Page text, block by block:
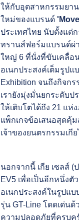
ให้กับอุตสาหกรรมยา
ใหม่ของแบรนด์
ประเทศไทย นับตั้งแต่
ทรานส์ฟอร์มแบรนด์ผ่า
ใหญ่ 6 ที่นั่งที่ขับเคลื่อ
อเนกประสงค์เต็มรูปแ
Exhibition จนถึงกิจก
เรายังมุ่งมั่นยกระดับ
ให้เติบโตได้ถึง 21 แห่
แพ็กเกจข้อเสนอสุดคุ้ม
เจ้าของยนตรกรรมเกี
นอกจากนี้ เกีย เซลส์ (
EV5 เพื่อเป็นอีกหนึ่ง
อเนกประสงค์ในรูปแ
รุ่น GT-Line โดดเด่น
ความปลอดภัยที่ครบค